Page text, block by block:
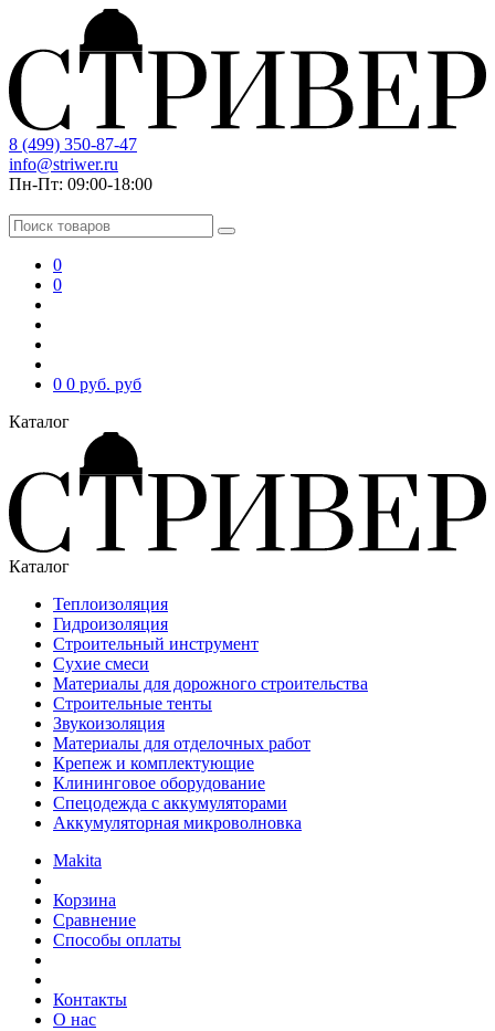
8 (499) 350-87-47
info@striwer.ru
Пн-Пт: 09:00-18:00
0
0
0 0 руб. руб
Каталог
Каталог
Теплоизоляция
Гидроизоляция
Строительный инструмент
Сухие смеси
Материалы для дорожного строительства
Строительные тенты
Звукоизоляция
Материалы для отделочных работ
Крепеж и комплектующие
Клининговое оборудование
Спецодежда с аккумуляторами
Аккумуляторная микроволновка
Makita
Корзина
Сравнение
Способы оплаты
Контакты
О нас